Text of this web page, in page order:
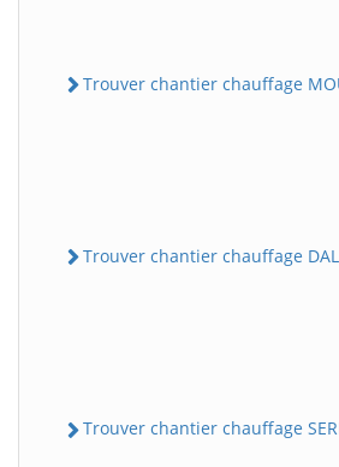
Trouver chantier chauffage
Trouver chantier chauffage
Trouver chantier chauffage